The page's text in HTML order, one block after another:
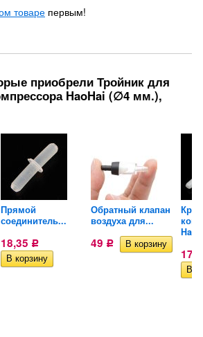
товаре первым!
приобрели Тройник для
HaoHai (∅4 мм.),
Прямой
соединитель...
18,35 Р
Обратный клапан
воздуха для...
49 Р